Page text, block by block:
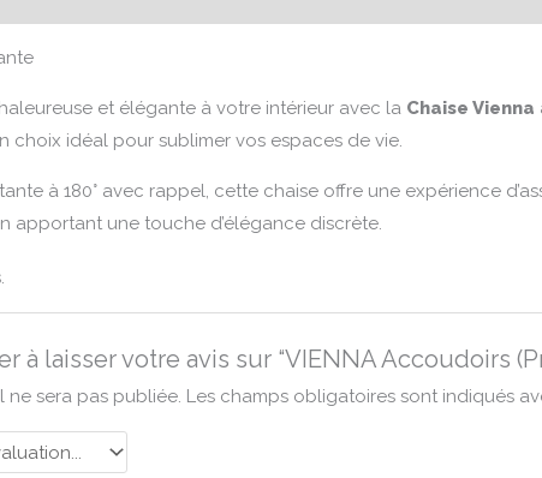
et élégante à votre intérieur avec la Chaise
choix idéal pour sublimer vos espaces de vie.
à 180° avec rappel, cette chaise offre une expérience
apportant une touche d’élégance discrète.
à laisser votre avis sur “VIENNA Accoudoirs
ne sera pas publiée. Les champs obligatoires sont indiqués